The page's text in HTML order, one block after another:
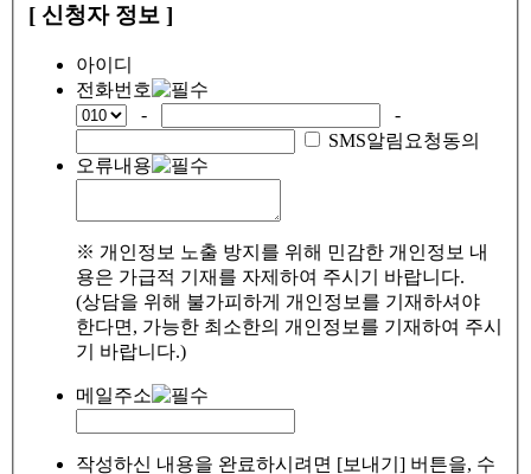
[ 신청자 정보 ]
아이디
전화번호
-
-
SMS알림요청동의
오류내용
※ 개인정보 노출 방지를 위해 민감한 개인정보 내
용은 가급적 기재를 자제하여 주시기 바랍니다.
(상담을 위해 불가피하게 개인정보를 기재하셔야
한다면, 가능한 최소한의 개인정보를 기재하여 주시
기 바랍니다.)
메일주소
작성하신 내용을 완료하시려면 [보내기] 버튼을, 수